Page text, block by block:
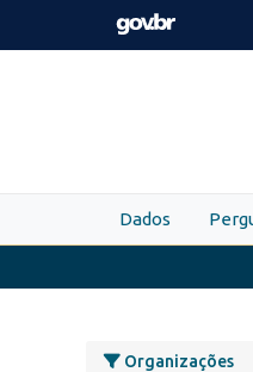
Skip to main content
Dados
Organizações